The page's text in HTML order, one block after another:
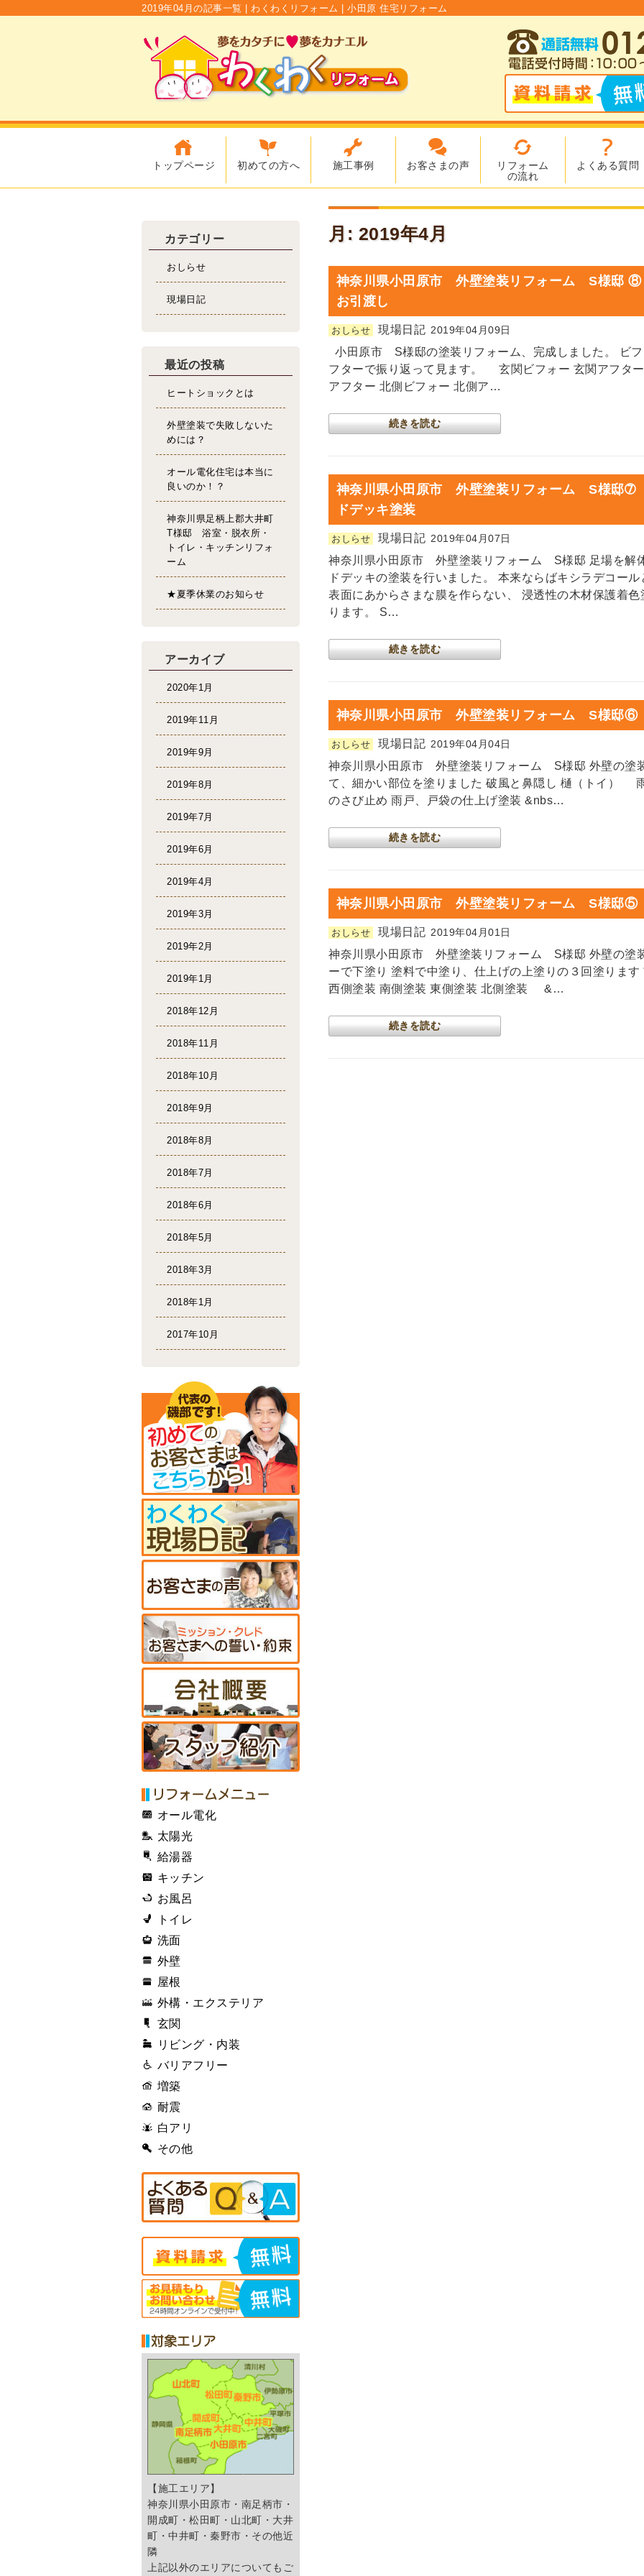
2019年04月の記事一覧 | わくわくリフォーム | 小田原 住宅リフォーム
トップページ 初めての方へ 施工事例 お客さまの声
リフォーム
の流れ
よくある質問
月: 2019年4月
神奈川県小田原市 外壁塗装リフォーム S様邸
お引渡し
おしらせ 現場日記 2019年04月09日
小田原市 S様邸の塗装リフォーム、完成しました。 ビ
フターで振り返って見ます。 玄関ビフォー 玄関アフタ
アフター 北側ビフォー 北側ア…
続きを読む
神奈川県小田原市 外壁塗装リフォーム S様邸
ドデッキ塗装
おしらせ 現場日記 2019年04月07日
神奈川県小田原市 外壁塗装リフォーム S様邸 足場を解
ドデッキの塗装を行いました。 本来ならばキシラデコール
表面にあからさまな膜を作らない、 浸透性の木材保護着色
ります。 S…
続きを読む
神奈川県小田原市 外壁塗装リフォーム S様邸⑥
おしらせ 現場日記 2019年04月04日
神奈川県小田原市 外壁塗装リフォーム S様邸 外壁の塗
て、細かい部位を塗りました 破風と鼻隠し 樋（トイ）
のさび止め 雨戸、戸袋の仕上げ塗装 &nbs…
続きを読む
神奈川県小田原市 外壁塗装リフォーム S様邸⑤
おしらせ 現場日記 2019年04月01日
神奈川県小田原市 外壁塗装リフォーム S様邸 外壁の塗
ーで下塗り 塗料で中塗り、仕上げの上塗りの３回塗ります
西側塗装 南側塗装 東側塗装 北側塗装 &…
続きを読む
カテゴリー
おしらせ
現場日記
最近の投稿
ヒートショックとは
外壁塗装で失敗しないた
めには？
オール電化住宅は本当に
良いのか！？
神奈川県足柄上郡大井町
T様邸 浴室・脱衣所・
トイレ・キッチンリフォ
ーム
★夏季休業のお知らせ
アーカイブ
2020年1月
2019年11月
2019年9月
2019年8月
2019年7月
2019年6月
2019年4月
2019年3月
2019年2月
2019年1月
2018年12月
2018年11月
2018年10月
2018年9月
2018年8月
2018年7月
2018年6月
2018年5月
2018年3月
2018年1月
2017年10月
オール電化
太陽光
給湯器
キッチン
お風呂
トイレ
洗面
外壁
屋根
外構・エクステリア
玄関
リビング・内装
バリアフリー
増築
耐震
白アリ
その他
【施工エリア】
神奈川県小田原市・南足柄市・
開成町・松田町・山北町・大井
町・中井町・秦野市・その他近
隣
上記以外のエリアについてもご